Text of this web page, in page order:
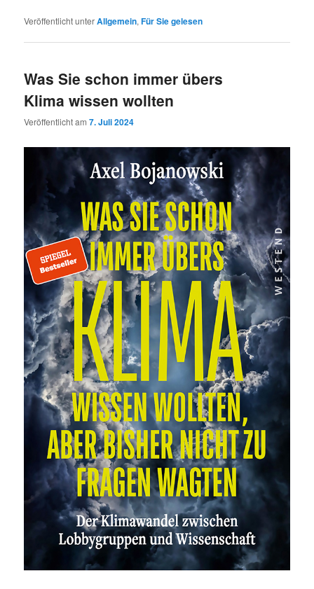
Veröffentlicht unterAllgemein,Für Sie gelesen
Was Sie schon immer übers
Klima wissen wollten
Veröffentlicht am7. Juli 2024